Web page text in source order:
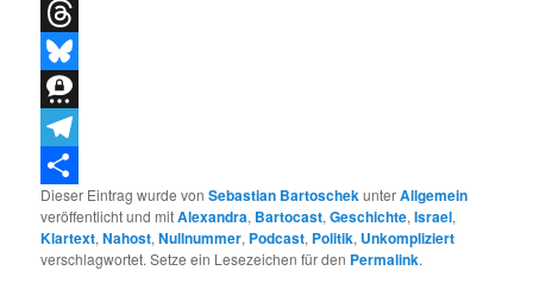
X
Threads
Bluesky
Threema
Telegram
Teilen
Dieser Eintrag wurde vonSebastian BartoschekunterAllgemein
veröffentlicht und mitAlexandra, Bartocast,Geschichte,Israel,
Klartext,Nahost,Nullnummer, Podcast, Politik, Unkompliziert
verschlagwortet. Setze ein Lesezeichen für den Permalink.